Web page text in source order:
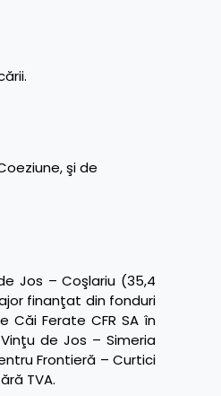
şi de
Jos – Coşlariu (35,4
finanţat din fonduri
Căi Ferate CFR SA în
de Jos – Simeria
Frontieră – Curtici
TVA.